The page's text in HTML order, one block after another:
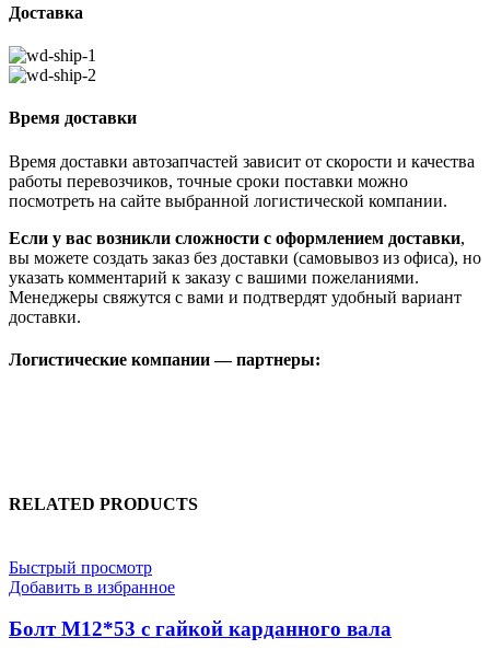
Доставка
Время доставки
Время доставки автозапчастей зависит от скорости и качества
работы перевозчиков, точные сроки поставки можно
посмотреть на сайте выбранной логистической компании.
Если у вас возникли сложности с оформлением доставки,
вы можете создать заказ без доставки (самовывоз из офиса), но
указать комментарий к заказу с вашими пожеланиями.
Менеджеры свяжутся с вами и подтвердят удобный вариант
доставки.
Логистические компании — партнеры:
RELATED PRODUCTS
Быстрый просмотр
Добавить в избранное
Болт М12*53 с гайкой карданного вала